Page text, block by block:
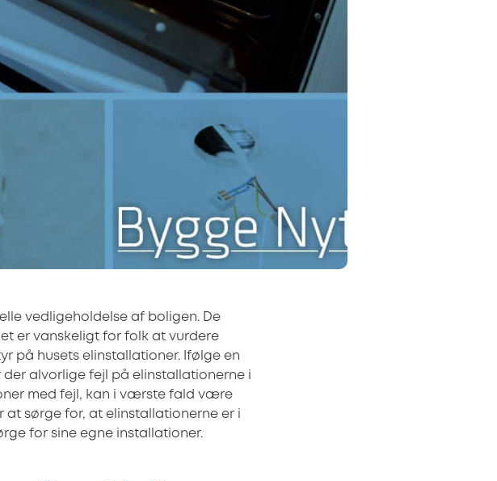
vedligeholdelse af boligen. De
er vanskeligt for folk at vurdere
på husets elinstallationer. Ifølge en
alvorlige fejl på elinstallationerne i
med fejl, kan i værste fald være
at sørge for, at elinstallationerne er i
for sine egne installationer.